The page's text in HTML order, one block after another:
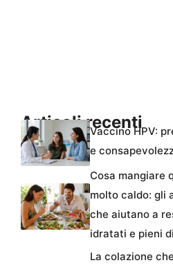
Articoli recenti
Vaccino HPV:
e
Cosa mangiare
molto caldo: gli
che aiutano a
idratati e pieni
La colazione